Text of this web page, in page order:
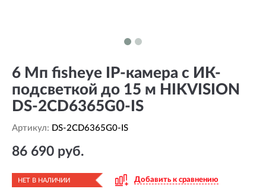
6 Мп fisheye IP-камера с ИК-
подсветкой до 15 м HIKVISION
DS-2CD6365G0-IS
Артикул: DS-2CD6365G0-IS
86 690 руб.
НЕТ В НАЛИЧИИ Добавить к сравнению